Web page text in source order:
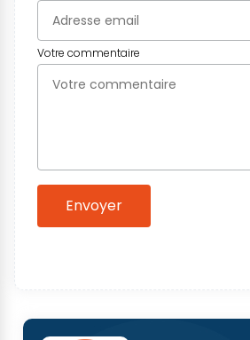
Votre commentaire
Envoyer